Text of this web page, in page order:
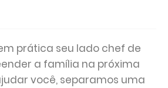
prática seu lado chef de
a família na próxima
você, separamos uma